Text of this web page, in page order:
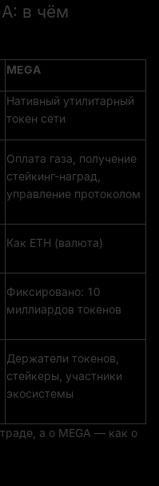
в чём
MEGA
Нативный утилитарный
токен сети
Оплата газа, получение
стейкинг-наград,
управление протоколом
Как ETH (валюта)
Фиксировано: 10
миллиардов токенов
Держатели токенов,
стейкеры, участники
экосистемы
а о MEGA — как о